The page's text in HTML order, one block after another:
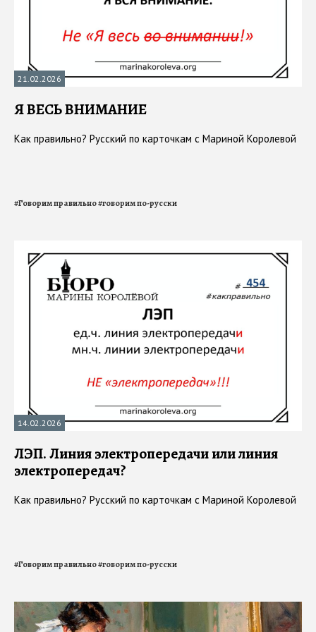
21.02.2026
Я ВЕСЬ ВНИМАНИЕ
Как правильно? Русский по карточкам с Мариной Королевой
#Говорим правильно#говорим по-русски
14.02.2026
ЛЭП. Линия электропередачи или линия
электропередач?
Как правильно? Русский по карточкам с Мариной Королевой
#Говорим правильно#говорим по-русски